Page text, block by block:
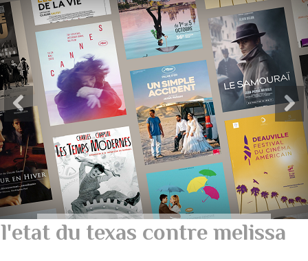
l'etat du texas contre melissa